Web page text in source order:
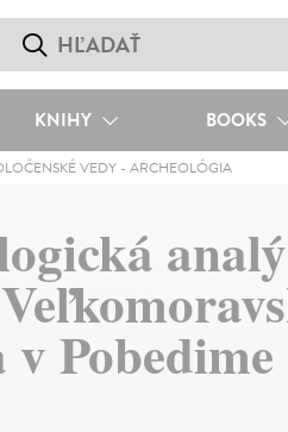
KNIHY BOOKS
VEDY- ARCHEOLÓGIA
Pobedime